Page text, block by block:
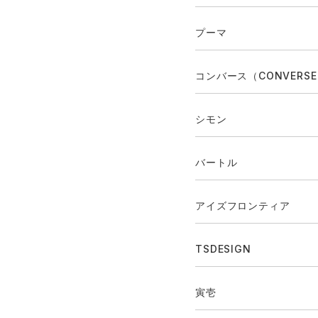
プーマ
コンバース（
シモン
バートル
アイズフロンティア
TSDESIGN
寅壱